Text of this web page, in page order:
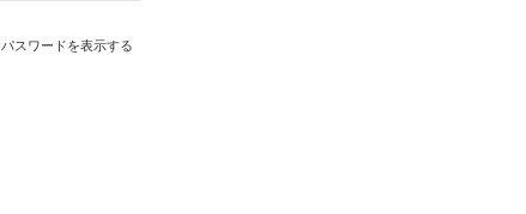
パスワードを表示する